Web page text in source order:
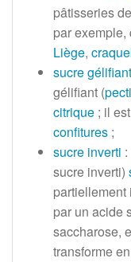
pâtisseries
par
Liège,
sucre gélifiant
gélifiant (
citrique ; il
confitures ;
sucre inverti
sucre inverti)
partiellement
par un acide
saccharose,
transforme